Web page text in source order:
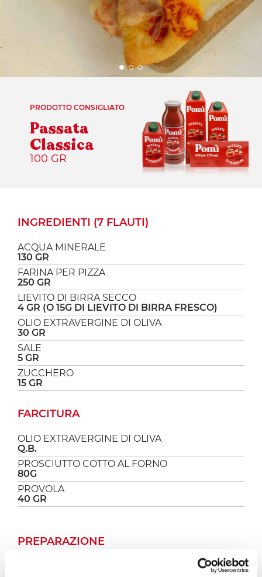
PRODOTTO CONSIGLIATO
Passata
Classica
100 GR
INGREDIENTI (7 FLAUTI)
ACQUA MINERALE
130 GR
FARINA PER PIZZA
250 GR
LIEVITO DI BIRRA SECCO
4 GR (O 15G DI LIEVITO DI BIRRA FRESCO)
OLIO EXTRAVERGINE DI OLIVA
30 GR
SALE
5 GR
ZUCCHERO
15 GR
FARCITURA
OLIO EXTRAVERGINE DI OLIVA
Q.B.
PROSCIUTTO COTTO AL FORNO
80G
PROVOLA
40 GR
PREPARAZIONE
Questi flauti farciti sono semplicissimi da